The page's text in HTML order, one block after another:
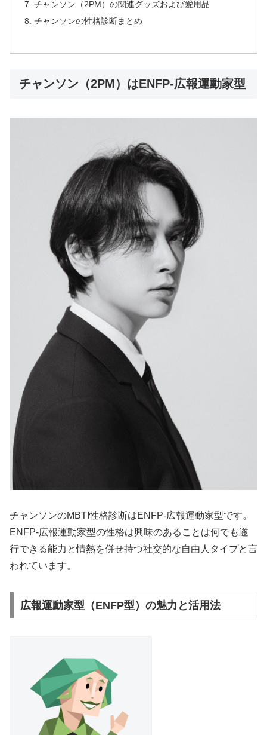
チャンソン（2PM）の関連グッズおよび愛用品
チャンソンの性格診断まとめ
チャンソン（2PM）はENFP-広報運動家型
チャンソンのMBTI性格診断はENFP-広報運動家型です。
ENFP-広報運動家型の性格は興味のあることは何でも遂
行できる能力と情熱を併せ持つ社交的な自由人タイプと言
われています。
広報運動家型（ENFP型）の魅力と活用法